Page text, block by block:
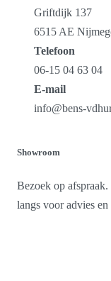
Griftdijk 137
6515 AE
Telefoon
06-15 04 63 04
E-mail
info@bens-
Showroom
Bezoek op
langs voor advies